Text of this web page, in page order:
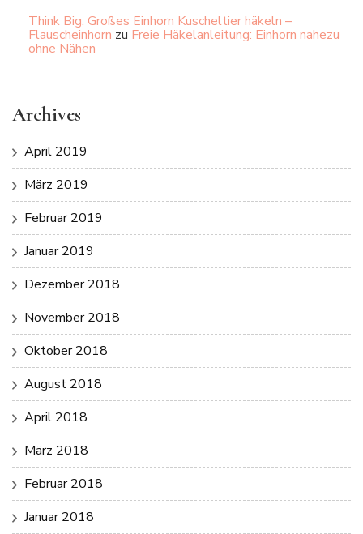
Think Big: Großes Einhorn Kuscheltier häkeln –
Flauscheinhorn zu Freie Häkelanleitung: Einhorn nahezu
ohne Nähen
Archives
April 2019
März 2019
Februar 2019
Januar 2019
Dezember 2018
November 2018
Oktober 2018
August 2018
April 2018
März 2018
Februar 2018
Januar 2018